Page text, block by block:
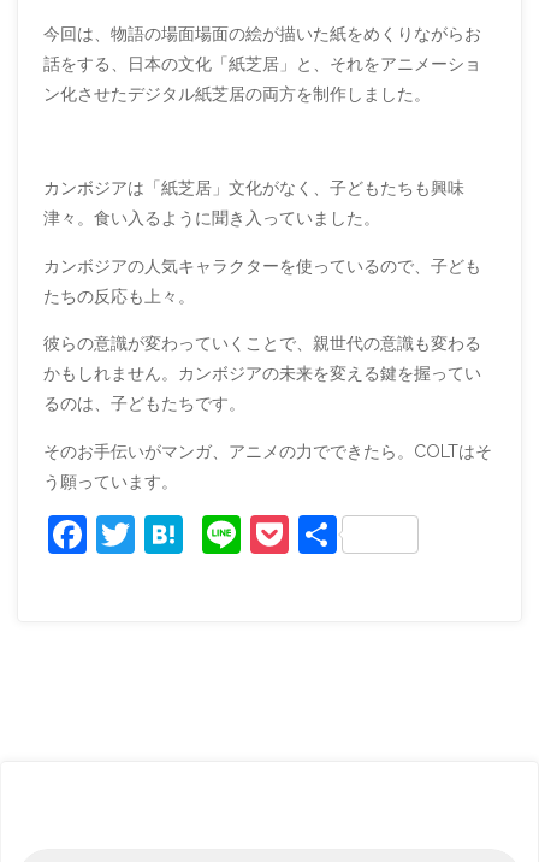
今回は、物語の場面場面の絵が描いた紙をめくりながらお
話をする、日本の文化「紙芝居」と、それをアニメーショ
ン化させたデジタル紙芝居の両方を制作しました。
カンボジアは「紙芝居」文化がなく、子どもたちも興味
津々。食い入るように聞き入っていました。
カンボジアの人気キャラクターを使っているので、子ども
たちの反応も上々。
彼らの意識が変わっていくことで、親世代の意識も変わる
かもしれません。カンボジアの未来を変える鍵を握ってい
るのは、子どもたちです。
そのお手伝いがマンガ、アニメの力でできたら。COLTはそ
う願っています。
F
T
H
Li P 共